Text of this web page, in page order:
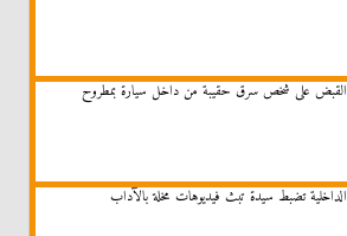
القبض على شخص سرق حقيبة من داخل سيارة بمطروح
الداخلية تضبط سيدة تبث فيديوهات مخلة بالآداب